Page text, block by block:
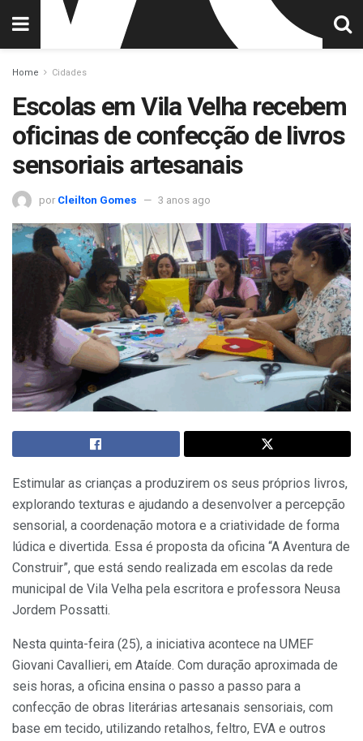
Home Cidades
Escolas em Vila Velha recebem
oficinas de confecção de livros
sensoriais artesanais
por Cleilton Gomes 3 anos ago
Estimular as crianças a produzirem os seus próprios livros,
explorando texturas e ajudando a desenvolver a percepção
sensorial, a coordenação motora e a criatividade de forma
lúdica e divertida. Essa é proposta da oficina “A Aventura de
Construir”, que está sendo realizada em escolas da rede
municipal de Vila Velha pela escritora e professora Neusa
Jordem Possatti.
Nesta quinta-feira (25), a iniciativa acontece na UMEF
Giovani Cavallieri, em Ataíde. Com duração aproximada de
seis horas, a oficina ensina o passo a passo para a
confecção de obras literárias artesanais sensoriais, com
base em tecido, utilizando retalhos, feltro, EVA e outros